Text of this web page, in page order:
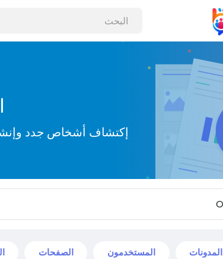
إكتشاف أشخاص جدد
المدونات المستخدمون الصفحات